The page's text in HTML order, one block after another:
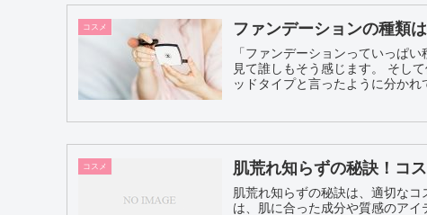
コスメ ファンデーションの種類
「ファンデーションっていっぱ
見て誰しもそう感じます。 そし
ッドタイプと言ったように分か
コスメ 肌荒れ知らずの秘訣！コ
肌荒れ知らずの秘訣は、適切な
は、肌に合った成分や質感のアイテムを選ぶこと